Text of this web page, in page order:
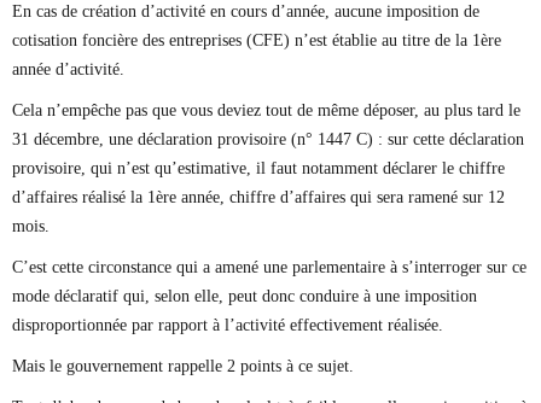
En cas de création d’activité en cours d’année, aucune imposition de
cotisation foncière des entreprises (CFE) n’est établie au titre de la 1ère
année d’activité.
Cela n’empêche pas que vous deviez tout de même déposer, au plus tard le
31 décembre, une déclaration provisoire (n° 1447 C) : sur cette déclaration
provisoire, qui n’est qu’estimative, il faut notamment déclarer le chiffre
d’affaires réalisé la 1ère année, chiffre d’affaires qui sera ramené sur 12
mois.
C’est cette circonstance qui a amené une parlementaire à s’interroger sur ce
mode déclaratif qui, selon elle, peut donc conduire à une imposition
disproportionnée par rapport à l’activité effectivement réalisée.
Mais le gouvernement rappelle 2 points à ce sujet.